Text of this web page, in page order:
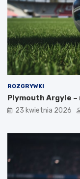
ROZGRYWKI
Plymouth Argyle
23 kwietnia 2026